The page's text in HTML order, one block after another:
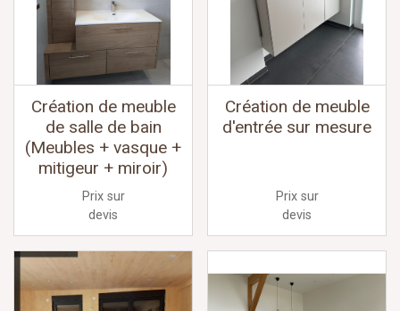
Création de meuble
de salle de bain
(Meubles + vasque +
mitigeur + miroir)
Prix sur
devis
Création de meuble
d'entrée sur mesure
Prix sur
devis